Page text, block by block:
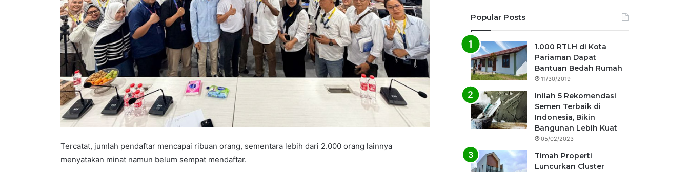
Tercatat, jumlah pendaftar mencapai ribuan orang, sementara lebih dari 2.000 orang lainnya
menyatakan minat namun belum sempat mendaftar.
Popular Posts
1.000 RTLH di Kota
Pariaman Dapat
Bantuan Bedah Rumah
11/30/2019
Inilah 5 Rekomendasi
Semen Terbaik di
Indonesia, Bikin
Bangunan Lebih Kuat
05/02/2023
Timah Properti
Luncurkan Cluster